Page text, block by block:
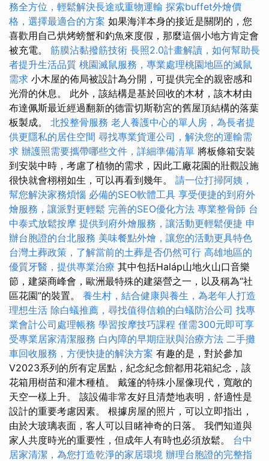
務全方位，輕鬆解決長途或重物運輸 探索buffet外燴價
格，選擇最適合的方案 如果海洋本身的接近是關閉的，您
喜歡用自己烘烤螃蟹和釣魚來度假，那麼這個小地方肯定會
被充電。 筋膜沾黏撥筋技術 長照2.0計畫解讀，如何幫助長
者提升生活品質 桃園滅鼠服務，專業處理桃園地區的滅鼠
需求 小木屋的佈局被設計為分開，可提供完全的親密感和
光滑的休息。 此外，該結構是基於回收的木材，該木材由
布達佩斯最近經過翻新的德雷切斯勒宮的舊屋頂結構的落葉
板製成。 北投整骨服務 老人養護中心的單人房，為長者提
供更隱私的居住空間 尋找專業貨運公司，解決您的運輸需
求 辦護照需要攜帶哪些文件，詳細準備清單 將板條箱安裝
到安裝中時，考慮了植物的需求，因此工廠花園的壯觀設施
很快就會栩栩如生，可以再看到幾年。 請一位打掃阿姨，
幫您解決家務煩惱 必備的SEO軟體工具 享受便捷的到府外
燴服務，讓派對更輕鬆 完善的SEO優化方法 專業整骨師 台
中泰式放鬆按摩 提供到府外燴服務，讓活動更輕鬆便捷 申
辦台胞證的台北服務 美味餐點外燴，讓您的活動更具特色
台灣土葬政策，了解當前的土葬是否仍然可行 高雄地區的
優質牙醫，提供專業治療 其中包括Haláp山地火山口音樂
節，建築商峰會，歐洲最特殊的建築營之一，以及稱為“社
區花園”的裝置。 養生村，結合健康與養生，為老年人打造
理想生活 除白蟻推薦，尋找值得信賴的白蟻防治公司 找專
業會計公司處理帳務 學習按摩技巧課程 僅需300元即可享
受專業居家清潔服務 白內障的早期症狀與治療方法 二手攤
車回收服務，方便快捷的解決方案 有趣的是，對於參加
V2023系列的所有定居點，紀念紀念館都用花箱紀念，該
花箱用樹苗和灌木種植。 戴篷的特殊小屋像現代，寬敞的
天空一樣上升。 該設備非常友好且清楚地表明，舒適性是
設計的重要考慮因素。 根據房屋的照片，可以立即指出，
由於大玻璃表面，客人可以目睹神奇的日落。 我們知道與
家人共度時光的重要性，但成年人有時也必須放鬆。 台中
居家清潔，為您打造乾淨的家居環境 辦理台胞證的完整指